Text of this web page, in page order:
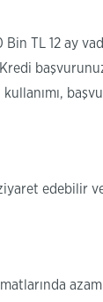
Bin TL 12 ay
edebilir